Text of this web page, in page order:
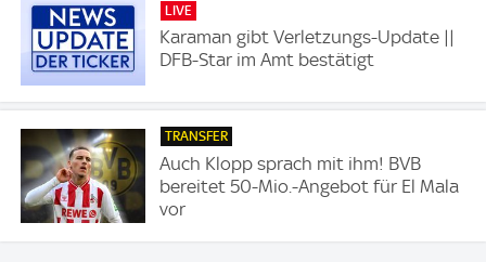
LIVE
Karaman gibt Verletzungs-Update ||
DFB-Star im Amt bestätigt
TRANSFER
Auch Klopp sprach mit ihm! BVB
bereitet 50-Mio.-Angebot für El Mala
vor